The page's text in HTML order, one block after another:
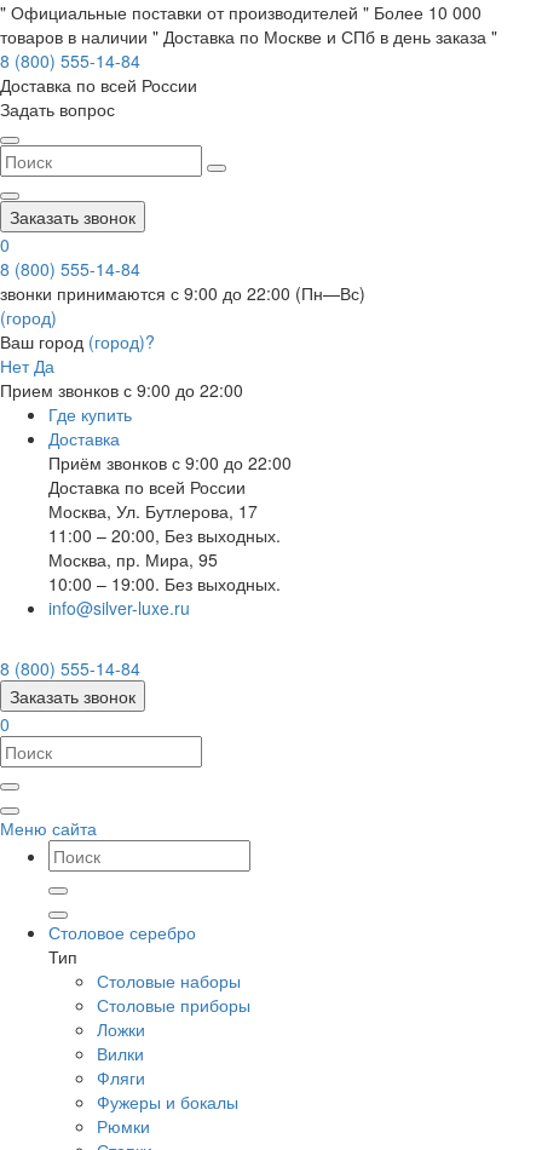
" Официальные поставки от производителей " Более 10 000
товаров в наличии " Доставка по Москве и СПб в день заказа "
8 (800) 555-14-84
Доставка по всей России
Задать вопрос
Заказать звонок
0
8 (800) 555-14-84
звонки принимаются с 9:00 до 22:00 (Пн—Вс)
(город)
Ваш город (город)?
Нет Да
Прием звонков с 9:00 до 22:00
Где купить
Доставка
Приём звонков с 9:00 до 22:00
Доставка по всей России
Москва, Ул. Бутлерова, 17
11:00 – 20:00, Без выходных.
Москва, пр. Мира, 95
10:00 – 19:00. Без выходных.
info@silver-luxe.ru
8 (800) 555-14-84
Заказать звонок
0
Меню сайта
Столовое серебро
Тип
Столовые наборы
Столовые приборы
Ложки
Вилки
Фляги
Фужеры и бокалы
Рюмки